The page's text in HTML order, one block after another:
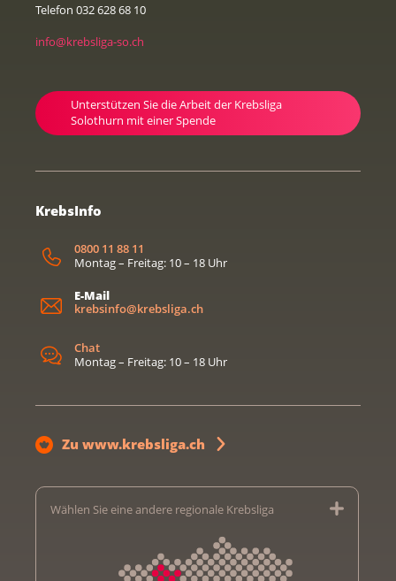
Telefon 032 628 68 10
info@krebsliga-so.ch
Unterstützen Sie die Arbeit der Krebsliga
Solothurn mit einer Spende
KrebsInfo
0800 11 88 11
Montag – Freitag: 10 – 18 Uhr
E-Mail
krebsinfo@krebsliga.ch
Chat
Montag – Freitag: 10 – 18 Uhr
Zu www.krebsliga.ch
Wählen Sie eine andere regionale Krebsliga